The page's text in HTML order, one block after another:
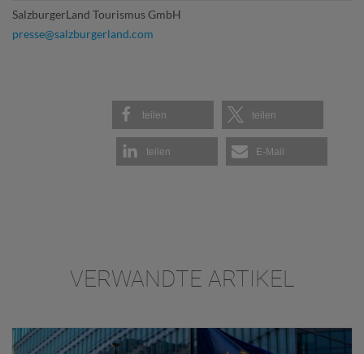
SalzburgerLand Tourismus GmbH
presse@salzburgerland.com
teilen teilen
teilen E-Mail
VERWANDTE ARTIKEL